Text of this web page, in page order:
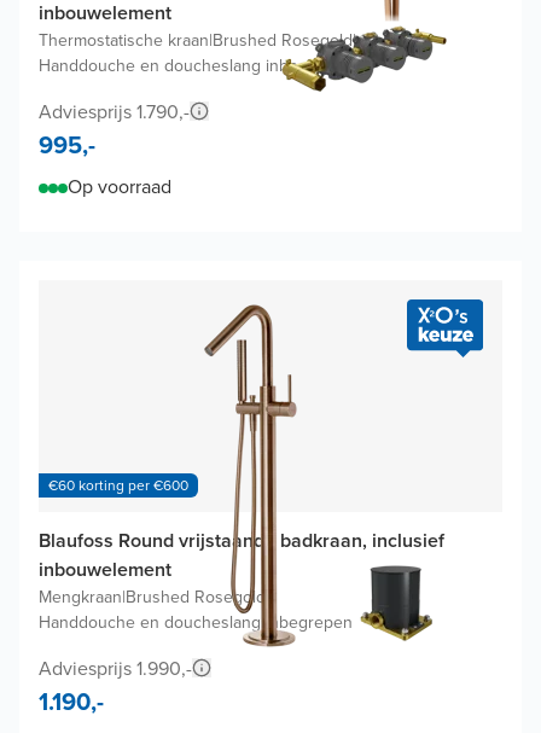
inbouwelement
Thermostatische kraan|Brushed Rosegold|
Handdouche en doucheslang inbegrepen
Adviesprijs 1.790,-
995,-
Op voorraad
€60 korting per €600
Blaufoss Round vrijstaande badkraan, inclusief
inbouwelement
Mengkraan|Brushed Rosegold
Handdouche en doucheslang inbegrepen
Adviesprijs 1.990,-
1.190,-